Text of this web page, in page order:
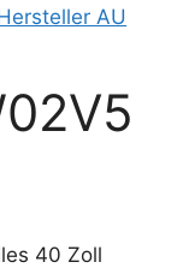
AU
40 Zoll